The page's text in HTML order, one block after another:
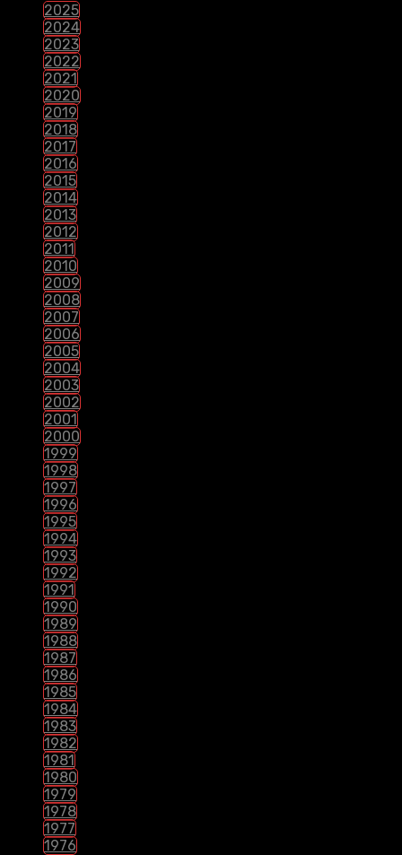
2025
2024
2023
2022
2021
2020
2019
2018
2017
2016
2015
2014
2013
2012
2011
2010
2009
2008
2007
2006
2005
2004
2003
2002
2001
2000
1999
1998
1997
1996
1995
1994
1993
1992
1991
1990
1989
1988
1987
1986
1985
1984
1983
1982
1981
1980
1979
1978
1977
1976